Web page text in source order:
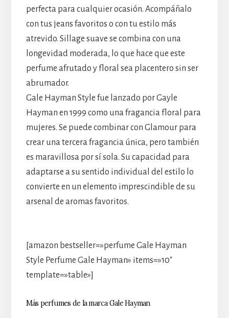
perfecta para cualquier ocasión. Acompáñalo
con tus jeans favoritos o con tu estilo más
atrevido. Sillage suave se combina con una
longevidad moderada, lo que hace que este
perfume afrutado y floral sea placentero sin ser
abrumador.
Gale Hayman Style fue lanzado por Gayle
Hayman en 1999 como una fragancia floral para
mujeres. Se puede combinar con Glamour para
crear una tercera fragancia única, pero también
es maravillosa por sí sola. Su capacidad para
adaptarse a su sentido individual del estilo lo
convierte en un elemento imprescindible de su
arsenal de aromas favoritos.
[amazon bestseller=»perfume Gale Hayman
Style Perfume Gale Hayman» items=»10″
template=»table»]
Más perfumes de la marca Gale Hayman